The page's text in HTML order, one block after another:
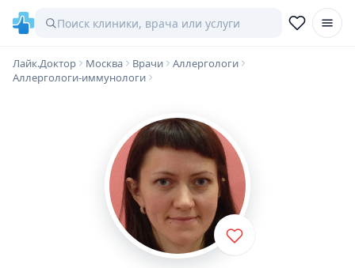
Лайк.Доктор Москва Врачи
Аллергологи
Аллергологи-иммунологи